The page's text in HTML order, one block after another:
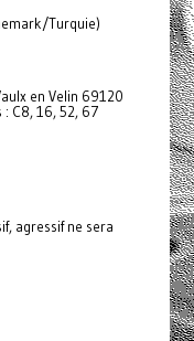
Turquie)
en Velin 69120
C8, 16, 52, 67
agressif ne sera